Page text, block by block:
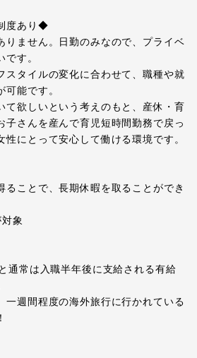
度あり◆
りません。日勤のみなので、プライベ
す。
スタイルの変化に合わせて、職種や就
能です。
て欲しいという考えのもと、産休・育
子さんを産んで育児短時間勤務で戻っ
性にとって安心して働ける環境です。
ることで、長期休暇を取ることができ
象
通常は入職半年後に支給される有給
一週間程度の海外旅行に行かれている